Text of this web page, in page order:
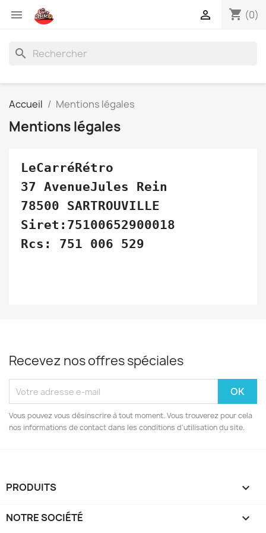
 shopping_cart (0)

search
Accueil Mentions légales
Mentions légales
LeCarréRétro
37 AvenueJules Rein
78500 SARTROUVILLE
Siret:75100652900018
Rcs: 751 006 529
Recevez nos offres spéciales
Vous pouvez vous désinscrire à tout moment. Vous trouverez pour cela
nos informations de contact dans les conditions d'utilisation du site.
PRODUITS 
NOTRE SOCIÉTÉ 